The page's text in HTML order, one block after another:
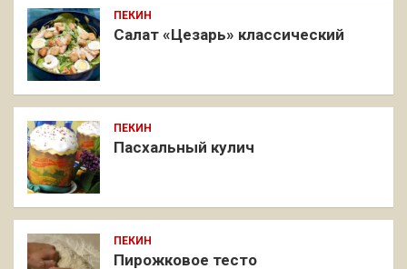
ПЕКИН
Салат «Цезарь» классический
ПЕКИН
Пасхальный кулич
ПЕКИН
Пирожковое тесто